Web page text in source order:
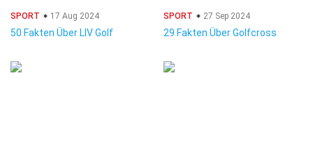
SPORT 17 Aug 2024
50 Fakten Über LIV Golf
SPORT 27 Sep 2024
29 Fakten Über Golfcross